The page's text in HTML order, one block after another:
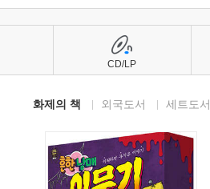
화제의 책 외국도서 세트도서
CD/LP